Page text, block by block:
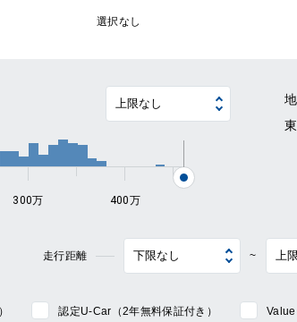
300万 400万
走行距離 ~
認定U-Car（2年無料保証付き） Value